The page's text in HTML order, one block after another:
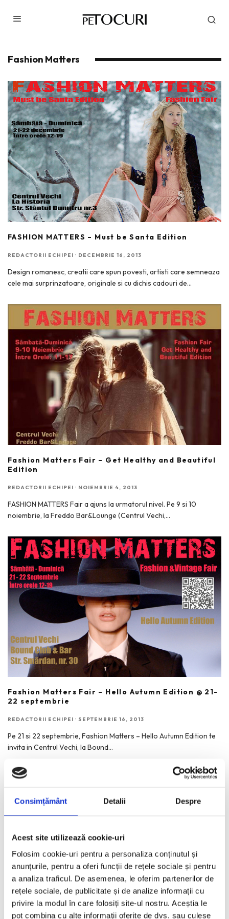
Consimțământ Detalii Despre
Acest site utilizează cookie-uri
Folosim cookie-uri pentru a personaliza conținutul și
anunțurile, pentru a oferi funcții de rețele sociale și pentru
a analiza traficul. De asemenea, le oferim partenerilor de
rețele sociale, de publicitate și de analize informații cu
privire la modul în care folosiți site-ul nostru. Aceștia le
pot combina cu alte informații oferite de dvs. sau culese
Fashion Matters
FASHION MATTERS – Must be Santa Edition
REDACTORII ECHIPEI · DECEMBRIE 16, 2013
Design romanesc, creatii care spun povesti, artisti care semneaza
cele mai surprinzatoare, originale si cu dichis cadouri de...
Fashion Matters Fair – Get Healthy and Beautiful
Edition
REDACTORII ECHIPEI · NOIEMBRIE 4, 2013
FASHION MATTERS Fair a ajuns la urmatorul nivel. Pe 9 si 10
noiembrie, la Freddo Bar&Lounge (Centrul Vechi,...
Fashion Matters Fair – Hello Autumn Edition @ 21-
22 septembrie
REDACTORII ECHIPEI · SEPTEMBRIE 16, 2013
Pe 21 si 22 septembrie, Fashion Matters – Hello Autumn Edition te
invita in Centrul Vechi, la Bound...